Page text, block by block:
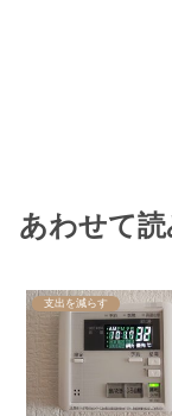
あわせて
支出を減らす